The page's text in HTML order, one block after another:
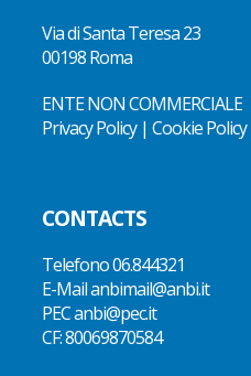
Via di Santa Teresa 23
00198 Roma
ENTE NON COMMERCIALE
Privacy Policy| Cookie Policy
CONTACTS
Telefono06.844321
E-Mailanbimail@anbi.it
PEC anbi@pec.it
CF:80069870584